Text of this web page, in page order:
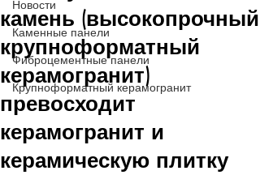
Новости
Каменные панели
Фиброцементные панели
Крупноформатный керамогранит
камень (высокопрочный
крупноформатный
керамогранит)
превосходит
керамогранит и
керамическую плитку